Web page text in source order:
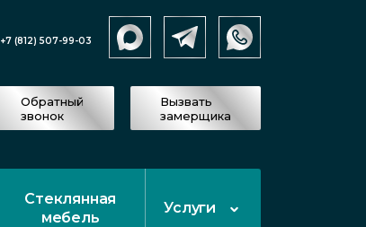
+7 (812) 507-99-03
Обратный
звонок
Вызвать
замерщика
Стеклянная
мебель
Услуги